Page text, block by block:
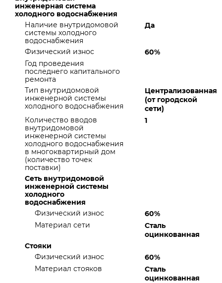
инженерная система
холодного водоснабжения
Наличие внутридомовой
системы холодного
водоснабжения
Да
Физический износ
60%
Год проведения
последнего капитального
ремонта
Тип внутридомовой
инженерной системы
холодного водоснабжения
Централизованная
(от городской
сети)
Количество вводов
внутридомовой
инженерной системы
холодного водоснабжения
в многоквартирный дом
(количество точек
поставки)
1
Сеть внутридомовой
инженерной системы
холодного
водоснабжения
Физический износ
60%
Материал сети
Сталь
оцинкованная
Стояки
Физический износ
60%
Материал стояков
Сталь
оцинкованная